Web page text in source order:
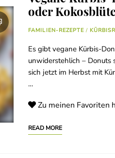
oder
FAMILIEN-REZEPTE /
Es gibt vegane Kürbis-
unwiderstehlich – Donuts
sich jetzt im Herbst mit
…
Zu meinen Favoriten
READ MORE